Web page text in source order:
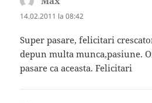
14.02.2011 la 08:42
Super pasare, felicitari
depun multa munca,pasiune.
pasare ca aceasta. Felicitari